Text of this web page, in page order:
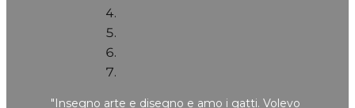
"​Insegno arte e disegno e amo i gatti. Volevo